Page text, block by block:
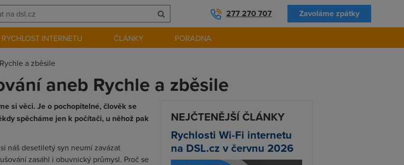
277 270 707 Zavoláme zpátky
RYCHLOST INTERNETU ČLÁNKY PORADNA
a zběsile
aneb Rychle a zběsile
si věci. Je o pochopitelné, člověk se
spěcháme jen k počítači, u něhož pak
náš desetiletý syn neumí zavázat
zasáhl i obuvnický průmysl. Proč se
NEJČTENĚJŠÍ ČLÁNKY
Rychlosti Wi-Fi internetu
na DSL.cz v červnu 2026